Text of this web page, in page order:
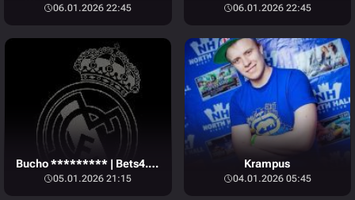
06.01.2026 22:45 06.01.2026 22:45
Bucho ********* | Bets4.fun |
05.01.2026 21:15
Krampus
04.01.2026 05:45